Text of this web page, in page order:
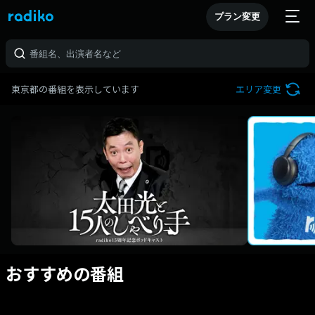
プラン変更
東京都の番組を表示しています エリア変更
おすすめの番組